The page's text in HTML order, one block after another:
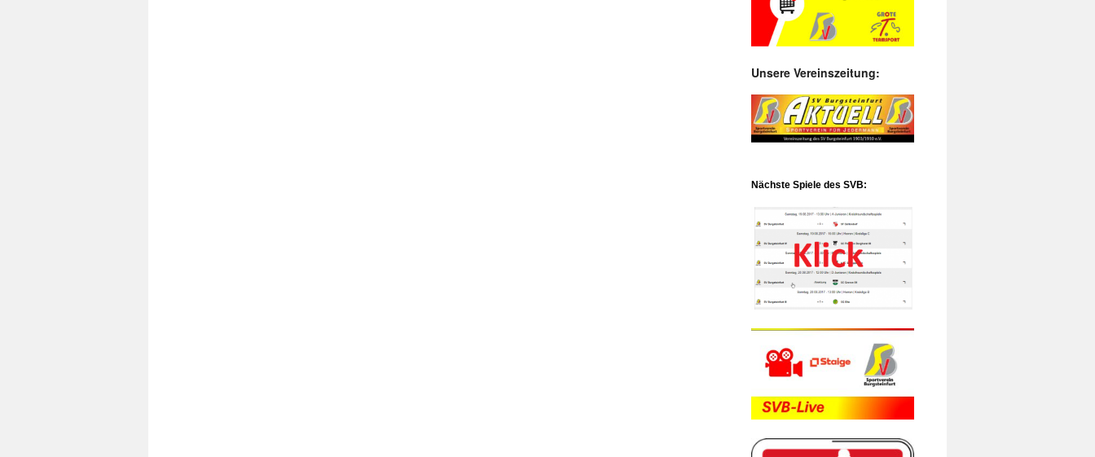
Unsere Vereinszeitung:
Nächste Spiele des SVB: